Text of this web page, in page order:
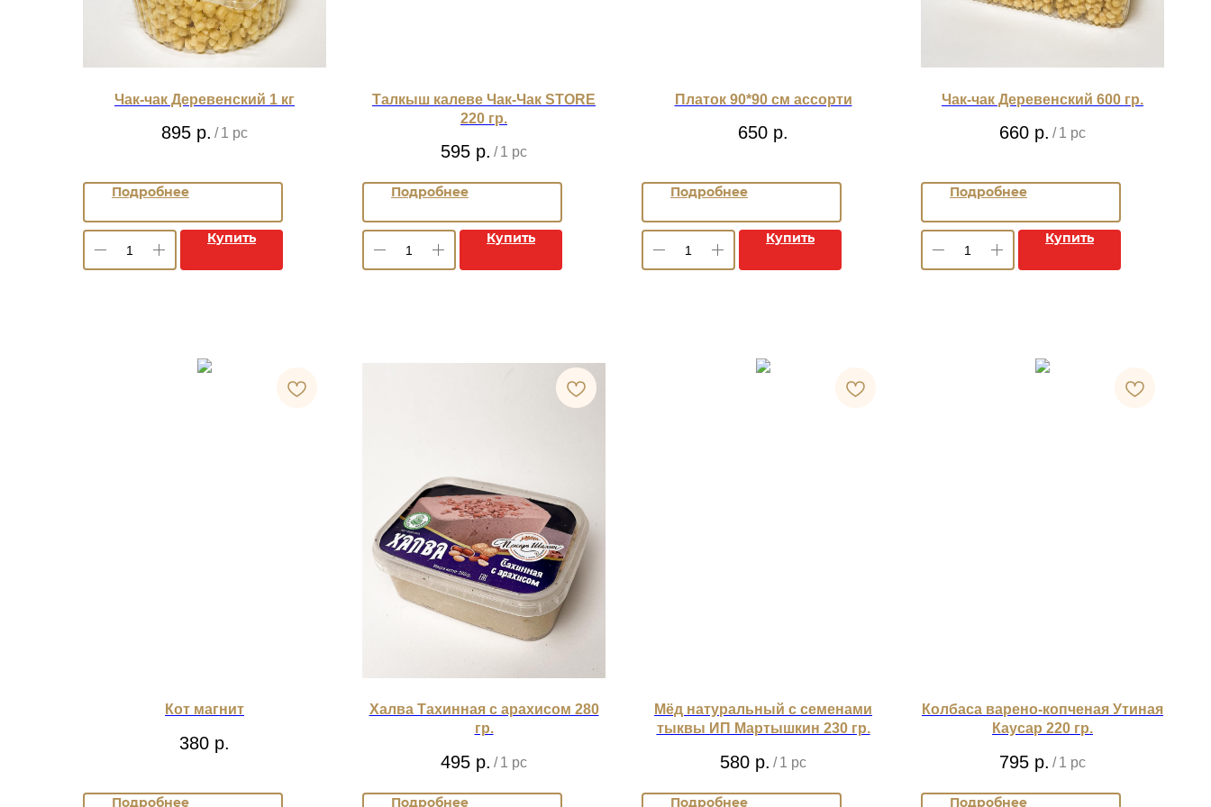
Чак-чак Деревенский 1 кг
895 р. / 1 pc
Подробнее
Купить
Талкыш калеве Чак-Чак STORE
220 гр.
595 р. / 1 pc
Подробнее
Купить
Платок 90*90 см ассорти
650 р.
Подробнее
Купить
Чак-чак Деревенский 600 гр.
660 р. / 1 pc
Подробнее
Купить
Кот магнит
380 р.
Подробнее
Халва Тахинная с арахисом 280
гр.
495 р. / 1 pc
Подробнее
Мёд натуральный с семенами
тыквы ИП Мартышкин 230 гр.
580 р. / 1 pc
Подробнее
Колбаса варено-копченая Утиная
Каусар 220 гр.
795 р. / 1 pc
Подробнее